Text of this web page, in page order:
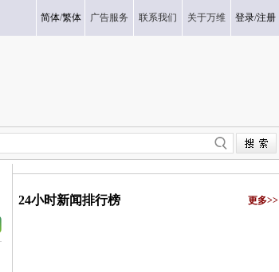
简体/繁体 广告服务 联系我们 关于万维 登录/注册
24小时新闻排行榜 更多>>